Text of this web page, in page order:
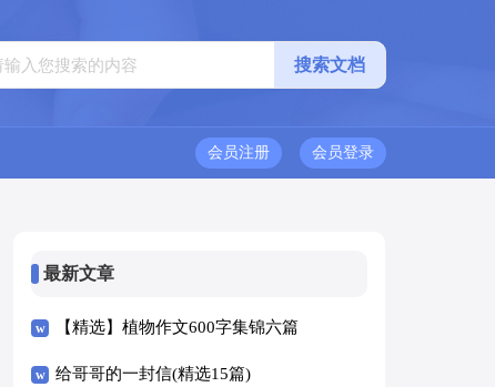
会员登录
会员注册
最新文章
【精选】植物作文600字集锦六篇
给哥哥的一封信(精选15篇)